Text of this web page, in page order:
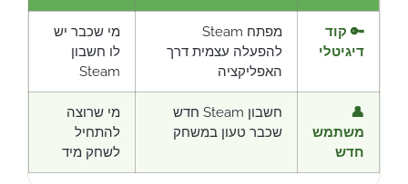
🔑 קוד
דיגיטלי
מפתח Steam
להפעלה עצמית דרך
האפליקציה
מי שכבר יש
לו חשבון
Steam
👤
משתמש
חדש
חשבון Steam חדש
שכבר טעון במשחק
מי שרוצה
להתחיל
לשחק מיד